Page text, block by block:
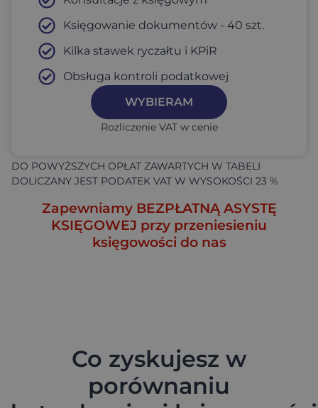
Księgowanie dokumentów - 40 szt.
Kilka stawek ryczałtu i KPiR​
Obsługa kontroli podatkowej
WYBIERAM
Rozliczenie VAT w cenie
DO POWYŻSZYCH OPŁAT ZAWARTYCH W TABELI
DOLICZANY JEST PODATEK VAT W WYSOKOŚCI 23 %
Zapewniamy BEZPŁATNĄ ASYSTĘ
KSIĘGOWEJ przy przeniesieniu
księgowości do nas
Co zyskujesz w
porównaniu